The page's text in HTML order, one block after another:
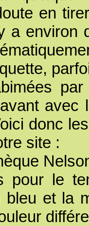
en
a environ
avec
donc
site :
pour le
bleu et la